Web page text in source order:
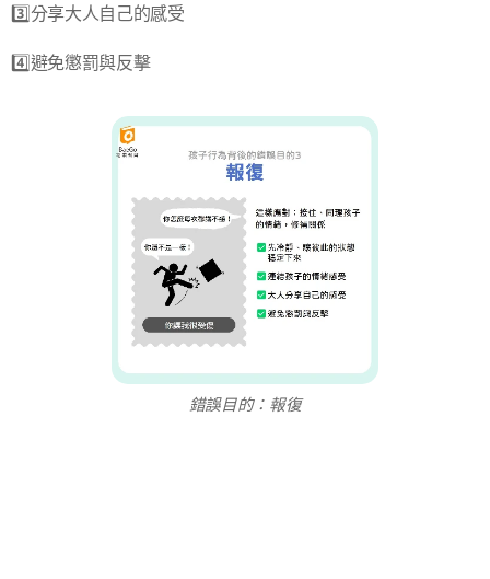
3️⃣分享大人自己的感受
4️⃣避免懲罰與反擊
錯誤目的：報復